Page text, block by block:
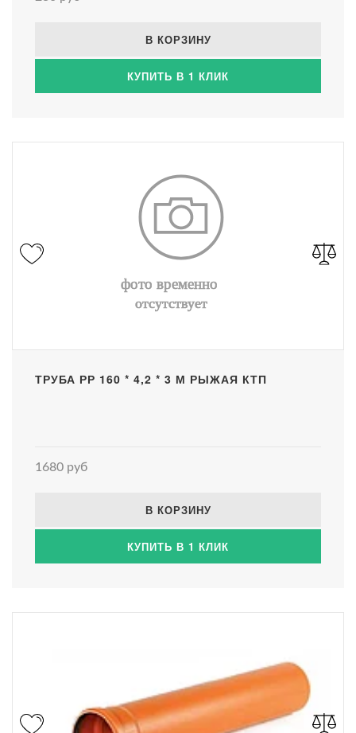
В КОРЗИНУ
КУПИТЬ В 1 КЛИК
ТРУБА РР 160 * 4,2 * 3 М РЫЖАЯ КТП
1680 руб
В КОРЗИНУ
КУПИТЬ В 1 КЛИК